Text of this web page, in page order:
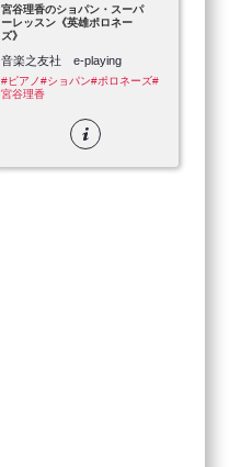
宮谷理香のショパン・スーパ
ーレッスン《英雄ポロネー
ズ》
音楽之友社 e-playing
#ピアノ#ショパン#ポロネーズ#
宮谷理香